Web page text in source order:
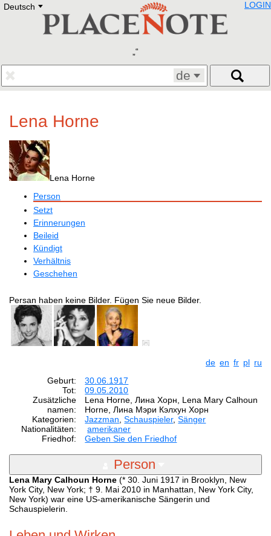
Deutsch E
Deutsch
Francais
Polski
Eestikeelne
LOGIN
de
Lena Horne
Lena Horne
Person
Setzt
Erinnerungen
Beileid
Kündigt
Verhältnis
Geschehen
Persan haben keine Bilder. Fügen Sie neue Bilder.
de en fr pl ru
Geburt:
30.06.1917
Tot:
09.05.2010
Zusätzliche
namen:
Lena Horne, Лина Хорн, Lena Mary Calhoun
Horne, Лина Мэри Кэлхун Хорн
Kategorien:
Jazzman ,Schauspieler,Sänger
Nationalitäten:
amerikaner
Friedhof:
Geben Sie den Friedhof
Person
Lena Mary Calhoun Horne (* 30. Juni 1917 in Brooklyn, New
York City, New York; † 9. Mai 2010 in Manhattan, New York City,
New York) war eine US-amerikanische Sängerin und
Schauspielerin.